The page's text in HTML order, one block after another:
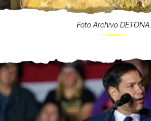
Foto Archivo DETONA.